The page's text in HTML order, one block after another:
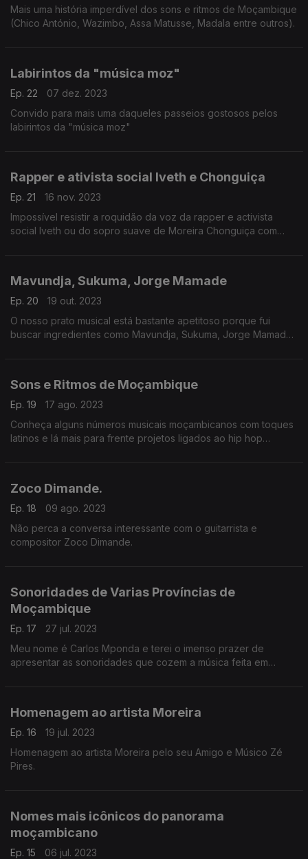
Mais uma história imperdível dos sons e ritmos de Moçambique
(Chico António, Wazimbo, Assa Matusse, Madala entre outros).
Labirintos da "música moz"
Ep. 22
07 dez. 2023
Convido para mais uma daqueles passeios gostosos pelos
labirintos da "música moz"
Rapper e ativista social Iveth e Chonguiça
Ep. 21
16 nov. 2023
Impossível resistir a roquidão da voz da rapper e activista
social Iveth ou do sopro suave de Moreira Chonguiça com
Mavundja, Sukuma, Jorge Mamade
Ep. 20
19 out. 2023
O nosso prato musical está bastante apetitoso porque fui
buscar ingredientes como Mavundja, Sukuma, Jorge Mamade
Sons e Ritmos de Moçambique
Ep. 19
17 ago. 2023
Conheça alguns números musicais moçambicanos com toques
latinos e lá mais para frente projetos ligados ao hip hop
Zoco Dimande.
Ep. 18
09 ago. 2023
Não perca a conversa interessante com o guitarrista e
compositor Zoco Dimande.
Sonoridades de Varias Províncias de
Moçambique
Ep. 17
27 jul. 2023
Meu nome é Carlos Mponda e terei o imenso prazer de
apresentar as sonoridades que cozem a música feita em
Homenagem ao artista Moreira
Ep. 16
19 jul. 2023
Homenagem ao artista Moreira pelo seu Amigo e Músico Zé
Pires.
Nomes mais icônicos do panorama
moçambicano
Ep. 15
06 jul. 2023